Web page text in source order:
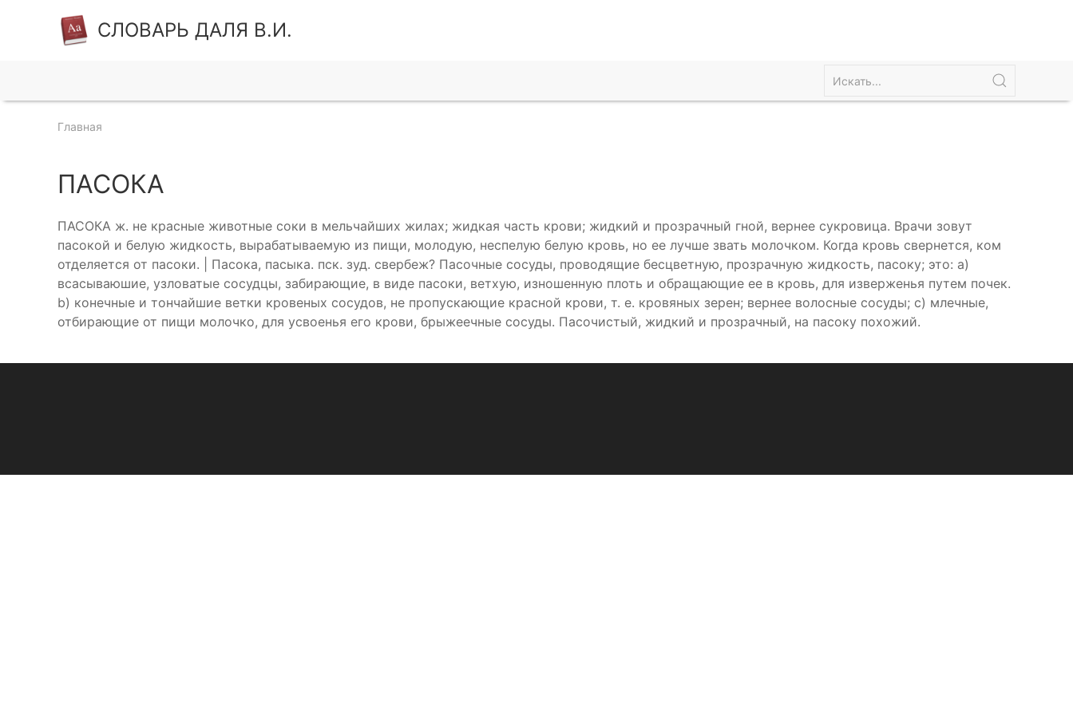
СЛОВАРЬ ДАЛЯ В.И.
Главная
ПАСОКА
ПАСОКА ж. не красные животные соки в мельчайших жилах; жидкая часть крови; жидкий и прозрачный гной, вернее сукровица. Врачи зовут
пасокой и белую жидкость, вырабатываемую из пищи, молодую, неспелую белую кровь, но ее лучше звать молочком. Когда кровь свернется, ком
отделяется от пасоки. | Пасока, пасыка. пск. зуд. свербеж? Пасочные сосуды, проводящие бесцветную, прозрачную жидкость, пасоку; это: а)
всасываюшие, узловатые сосудцы, забирающие, в виде пасоки, ветхую, изношенную плоть и обращающие ее в кровь, для изверженья путем почек.
b) конечные и тончайшие ветки кровеных сосудов, не пропускающие красной крови, т. е. кровяных зерен; вернее волосные сосуды; с) млечные,
отбирающие от пищи молочко, для усвоенья его крови, брыжеечные сосуды. Пасочистый, жидкий и прозрачный, на пасоку похожий.